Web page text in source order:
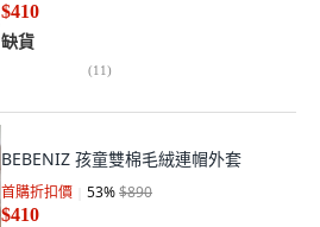
$410
缺貨
(11)
BEBENIZ 孩童雙棉毛絨連帽外套
首購折扣價 53%$890
$410